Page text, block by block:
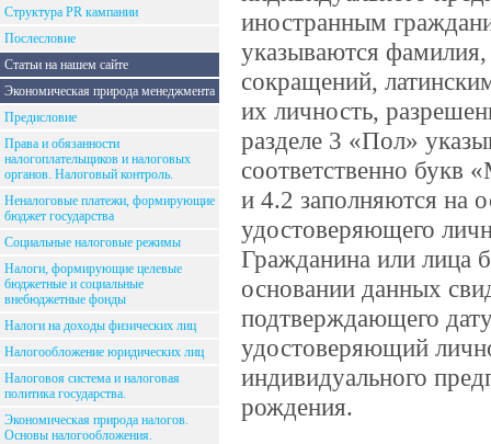
Структура PR кампании
Послесловие
Статьи на нашем сайте
Экономическая природа менеджмента
Предисловие
Права и обязанности
налогоплательщиков и налоговых
органов. Налоговый контроль.
Неналоговые платежи, формирующие
бюджет государства
Социальные налоговые режимы
Налоги, формирующие целевые
бюджетные и социальные
внебюджетные фонды
Налоги на доходы физических лиц
Налогообложение юридических лиц
Налоговоя система и налоговая
политика государства.
Экономическая природа налогов.
Основы налогообложения.
иностранным
указываются
сокращений,
их личность,
разделе 3 «Пол»
соответственно
и 4.2 заполняются на
удостоверяющего
Гражданина или лица
основании данных
подтверждающего
удостоверяющий
индивидуального
рождения.